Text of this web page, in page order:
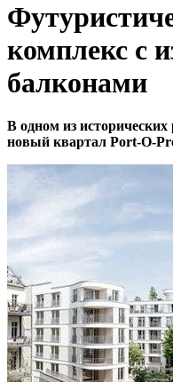
комплекс с
балконами
В одном из
новый квартал Port-O-